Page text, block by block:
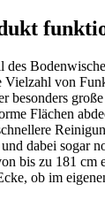
des
Vielzahl von
besonders
Flächen
dabei sogar
bis zu 181 cm
ob im